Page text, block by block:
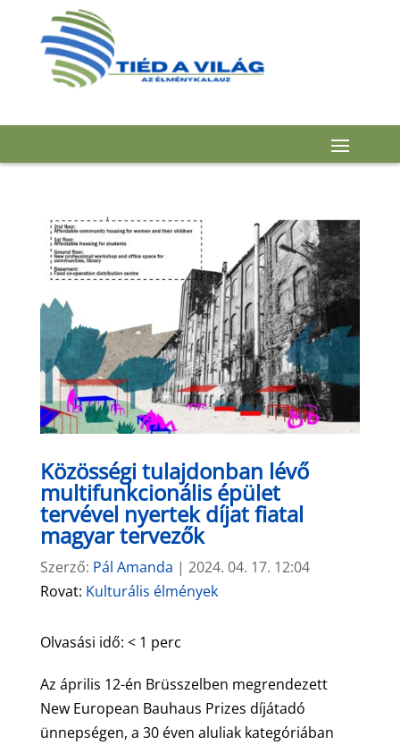
Közösségi tulajdonban lévő
multifunkcionális épület
tervével nyertek díjat fiatal
magyar tervezők
Szerző: Pál Amanda | 2024. 04. 17. 12:04
Rovat: Kulturális élmények
Olvasási idő: < 1 perc
Az április 12-én Brüsszelben megrendezett
New European Bauhaus Prizes díjátadó
ünnepségen, a 30 éven aluliak kategóriában